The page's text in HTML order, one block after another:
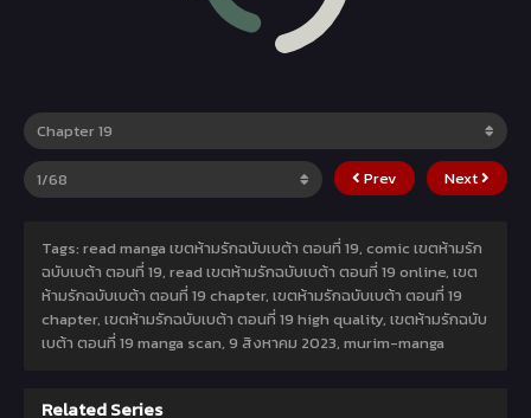
Prev Next
Tags: read manga เขตห้ามรักฉบับเบต้า ตอนที่ 19, comic เขตห้ามรัก
ฉบับเบต้า ตอนที่ 19, read เขตห้ามรักฉบับเบต้า ตอนที่ 19 online, เขต
ห้ามรักฉบับเบต้า ตอนที่ 19 chapter, เขตห้ามรักฉบับเบต้า ตอนที่ 19
chapter, เขตห้ามรักฉบับเบต้า ตอนที่ 19 high quality, เขตห้ามรักฉบับ
เบต้า ตอนที่ 19 manga scan, 9 สิงหาคม 2023, murim-manga
Related Series